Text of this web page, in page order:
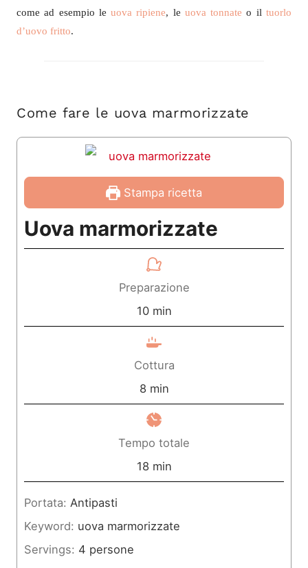
come ad esempio leuova ripiene, le uova tonnate o iltuorlo
d’uovo fritto.
Come fare le uova marmorizzate
Stampa ricetta
Uova marmorizzate
Preparazione
10m
t
i
min
Cottura
8m
i
t
min
Tempo totale
18mmin
Portata: Antipasti
Keyword: uova marmorizzate
Servings: 4 persone